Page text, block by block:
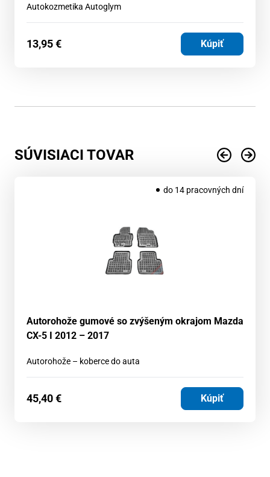
Autokozmetika Autoglym
13,95€ Kúpiť
SÚVISIACI TOVAR
do 14 pracovných dní
Autorohože gumové so zvýšeným okrajom Mazda
CX-5 I 2012 – 2017
Autorohože – koberce do auta
45,40€ Kúpiť